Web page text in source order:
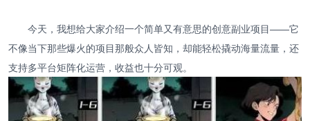
今天，我想给大家介绍一个简单又有意思的创意副业项目——它
不像当下那些爆火的项目那般众人皆知，却能轻松撬动海量流量，还
支持多平台矩阵化运营，收益也十分可观。